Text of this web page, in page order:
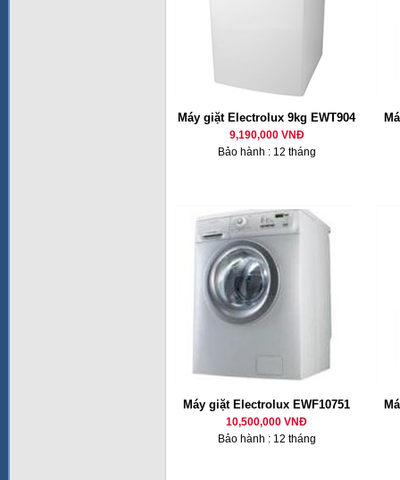
Máy giặt Electrolux 9kg EWT904
9,190,000 VNĐ
Bảo hành : 12 tháng
Máy giặt Electrolux EWF10751
10,500,000 VNĐ
Bảo hành : 12 tháng